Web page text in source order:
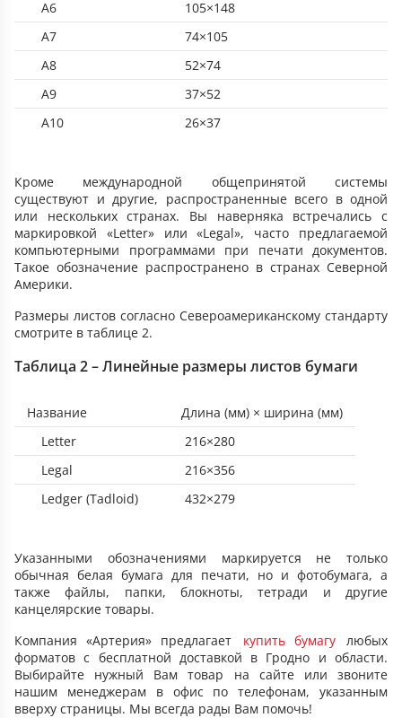
А6
105×148
А7
74×105
А8
52×74
А9
37×52
А10
26×37
Кроме международной общепринятой системы
существуют и другие, распространенные всего в одной
или нескольких странах. Вы наверняка встречались с
маркировкой «Letter» или «Legal», часто предлагаемой
компьютерными программами при печати документов.
Такое обозначение распространено в странах Северной
Америки.
Размеры листов согласно Североамериканскому стандарту
смотрите в таблице 2.
Таблица 2 – Линейные размеры листов бумаги
Название
Длина (мм) × ширина (мм)
Letter
216×280
Legal
216×356
Ledger (Tadloid)
432×279
Указанными обозначениями маркируется не только
обычная белая бумага для печати, но и фотобумага, а
также файлы, папки, блокноты, тетради и другие
канцелярские товары.
Компания «Артерия» предлагает
купить бумагу
любых
форматов с бесплатной доставкой в Гродно и области.
Выбирайте нужный Вам товар на сайте или звоните
нашим менеджерам в офис по телефонам, указанным
вверху страницы. Мы всегда рады Вам помочь!